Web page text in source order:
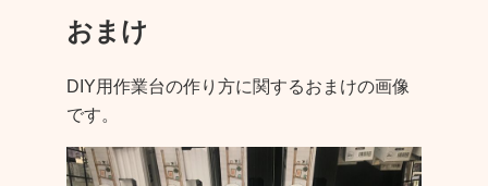
おまけ
DIY用作業台の作り方に関するおまけの画像
です。